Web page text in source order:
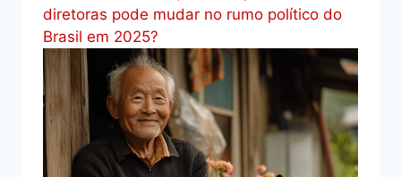
diretoras pode mudar no rumo político do
Brasil em 2025?